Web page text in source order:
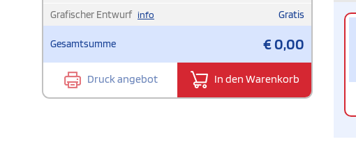
Grafischer Entwurf info Gratis
Gesamtsumme €0,00
Druck angebot In den Warenkorb